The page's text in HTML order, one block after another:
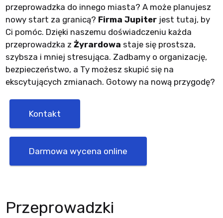
przeprowadzka do innego miasta? A może planujesz
nowy start za granicą? Firma Jupiterjest tutaj, by
Ci pomóc. Dzięki naszemu doświadczeniu każda
przeprowadzka z Żyrardowa staje się prostsza,
szybsza i mniej stresująca. Zadbamy o organizację,
bezpieczeństwo, a Ty możesz skupić się na
ekscytujących zmianach. Gotowy na nową przygodę?
Kontakt
Darmowa wycena online
Przeprowadzki